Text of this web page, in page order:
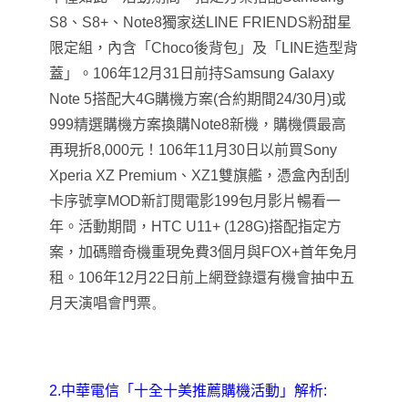
S8 、 S8+ 、 Note8獨家送 LINE FRIENDS粉甜星
限定組，內含「 Choco後背包」及「 LI NE造型背
蓋」。 106年12月 31 日前持Samsung Galaxy
Note 5搭配大4G購機方案(合約期間24/30月 )或
999精選購機方案換購Note8新機，購機價最高
再現折8,000元！ 106年11月 30 日以前買Sony
Xperia XZ Premium 、 XZ1雙旗艦，憑盒內刮刮
卡序號享MOD新訂閱電影199包月影片暢看一
年。活動期間，HTC U11+ (128G)搭配指定方
案，加碼贈奇機重現免費3個月與FOX+首年免月
租。 106年12月 22 日前上網登錄還有機會抽中五
月天演唱會門票。
2.中華電信「十全十美推薦購機活動」解析: